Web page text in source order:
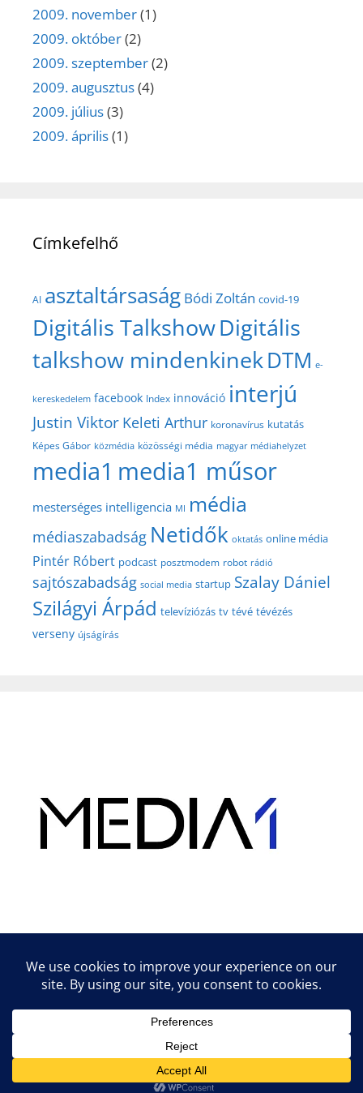
2009. november(1)
2009. október(2)
2009. szeptember(2)
2009. augusztus(4)
2009. július(3)
2009. április(1)
Címkefelhő
AI asztaltársaság Bódi Zoltán covid-19
Digitális TalkshowDigitális
talkshow mindenkinekDTM e-
kereskedelem facebook Index innováció interjú
Justin Viktor Keleti Arthur koronavírus kutatás
Képes Gábor közmédia közösségi média magyar médiahelyzet
media1 media1 műsor
mesterséges intelligencia MI média
médiaszabadság Netidők oktatás online média
Pintér Róbert podcast posztmodem robot rádió
sajtószabadság social media startup Szalay Dániel
Szilágyi Árpád televíziózás tv tévé tévézés
verseny újságírás
Lifestyle tippek & trükkök
© 2026 vipcast.hu powered by Media1• Készült
GeneratePress